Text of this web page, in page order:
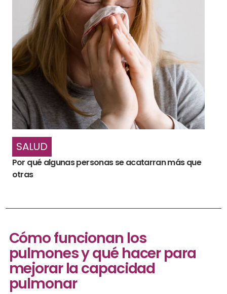
SALUD
Por qué algunas personas se acatarran más que
otras
Cómo funcionan los
pulmones y qué hacer para
mejorar la capacidad
pulmonar